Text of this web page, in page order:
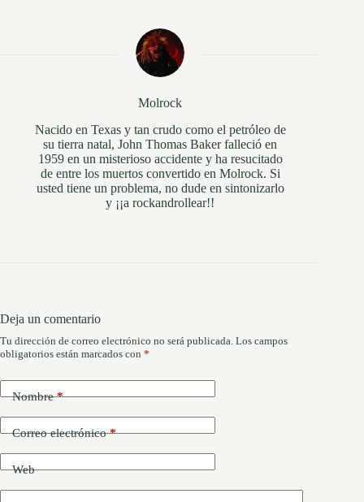
Molrock
Nacido en Texas y tan crudo como el petróleo de
su tierra natal, John Thomas Baker falleció en
1959 en un misterioso accidente y ha resucitado
de entre los muertos convertido en Molrock. Si
usted tiene un problema, no dude en sintonizarlo
y ¡¡a rockandrollear!!
Deja un comentario
Tu dirección de correo electrónico no será publicada. Los campos
obligatorios están marcados con *
Nombre*
Correo electrónico*
Web